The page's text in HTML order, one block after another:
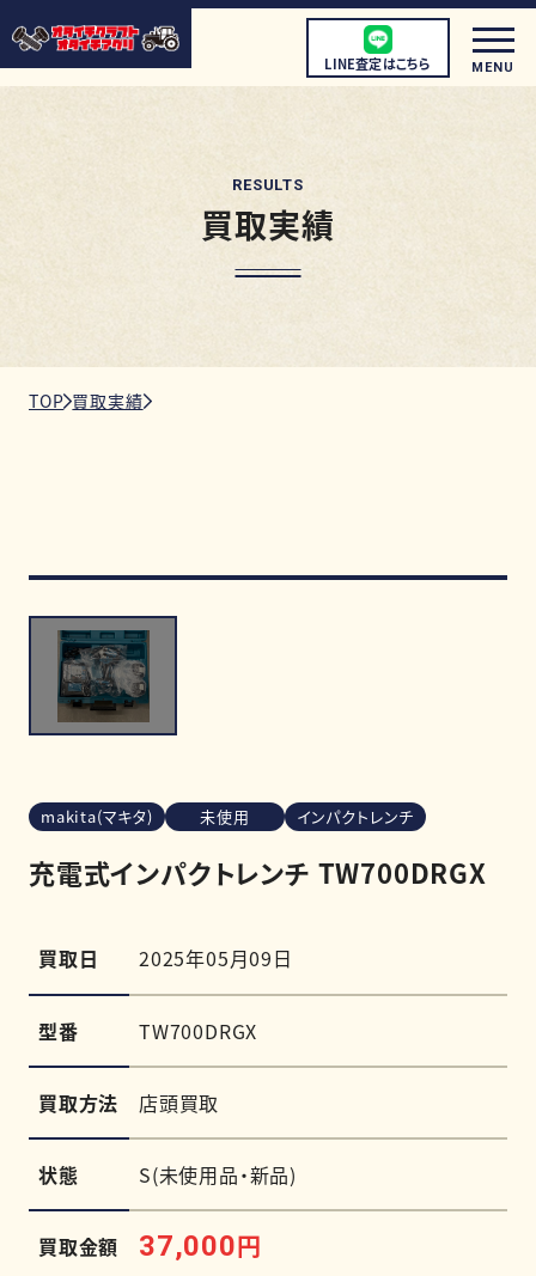
LINE査定はこちら MENU
店頭買取について
買取強化商品
受付時間11:00-20:00（定休日:木曜日）
RESULTS
買取実績
TOP 買取実績
makita(マキタ) 未使用 インパクトレンチ
充電式インパクトレンチ TW700DRGX
買取日 2025年05月09日
型番 TW700DRGX
買取方法 店頭買取
状態 S(未使用品・新品)
買取金額 37,000円